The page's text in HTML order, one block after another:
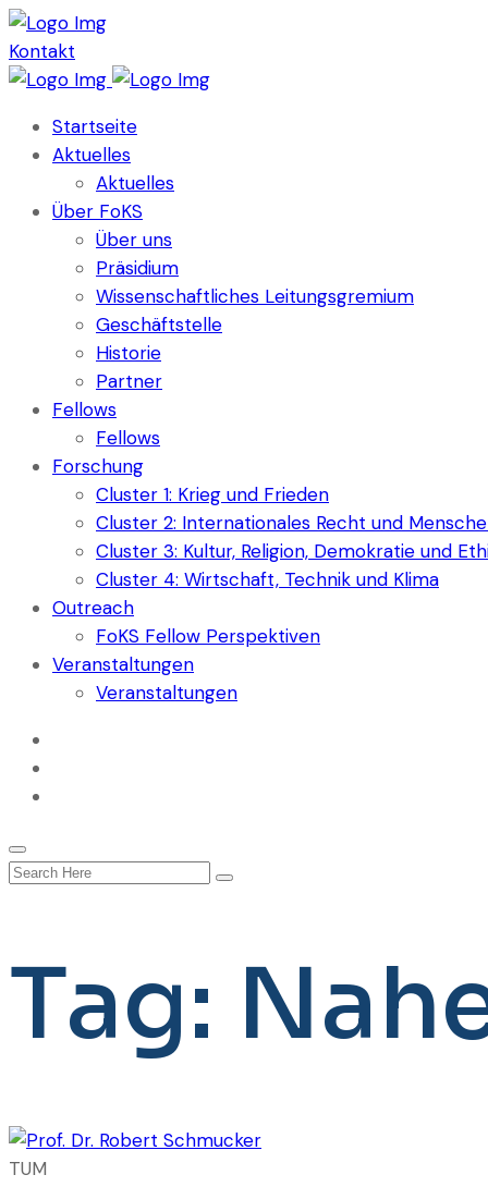
Kontakt
Startseite
Aktuelles
Aktuelles
Über FoKS
Über uns
Präsidium
Wissenschaftliches Leitungsgremium
Geschäftstelle
Historie
Partner
Fellows
Fellows
Forschung
Cluster 1: Krieg und Frieden
Cluster 2: Internationales Recht und
Cluster 3: Kultur, Religion, Demokratie und
Cluster 4: Wirtschaft, Technik und Klima
Outreach
FoKS Fellow Perspektiven
Veranstaltungen
Veranstaltungen
Tag:
TUM